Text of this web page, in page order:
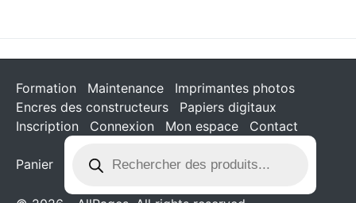
Formation Maintenance
Imprimantes photos
Encres des constructeurs
Papiers digitaux
Inscription
Connexion Mon espace Contact
Panier